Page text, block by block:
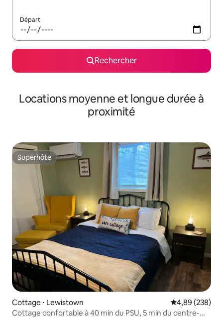
Départ
Rechercher
Locations moyenne et longue durée à
proximité
Superhôte
Superhôte
Cottage ⋅ Lewistown Évaluation
4,89 (238)
Cottage confortable à 40 min du PSU, 5 min du centre-